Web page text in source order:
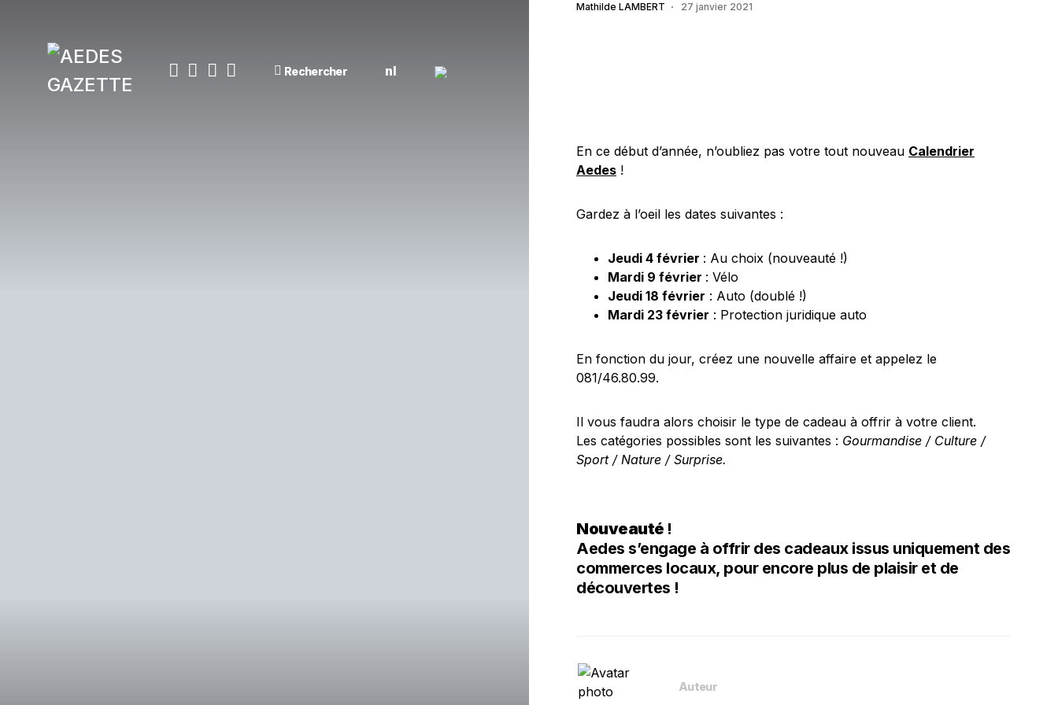
Rechercher nl
Mathilde LAMBERT 27 janvier 2021
En ce début d’année, n’oubliez pas votre tout nouveau Calendrier
Aedes !
Gardez à l’oeil les dates suivantes :
Jeudi 4 février : Au choix (nouveauté !)
Mardi 9 février : Vélo
Jeudi 18 février : Auto (doublé !)
Mardi 23 février : Protection juridique auto
En fonction du jour, créez une nouvelle affaire et appelez le
081/46.80.99.
Il vous faudra alors choisir le type de cadeau à offrir à votre client.
Les catégories possibles sont les suivantes : Gourmandise / Culture /
Sport / Nature / Surprise.
Nouveauté !
Aedes s’engage à offrir des cadeaux issus uniquement des
commerces locaux, pour encore plus de plaisir et de
découvertes !
Auteur